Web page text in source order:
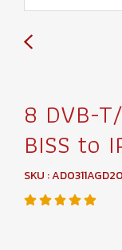
8 DVB-
BISS to
SKU :